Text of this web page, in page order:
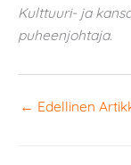
Kulttuuri- ja
puheenjohtaja.
← Edellinen